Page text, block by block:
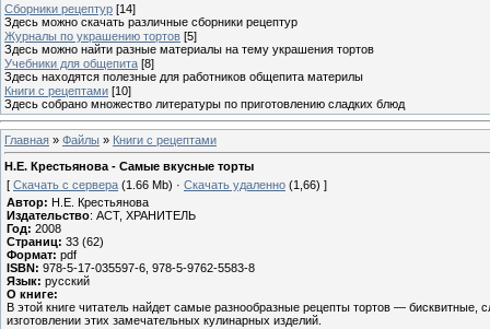
Сборники рецептур [14]
Здесь можно скачать различные сборники рецептур
Журналы по украшению тортов [5]
Здесь можно найти разные материалы на тему украшения тортов
Учебники для общепита [8]
Здесь находятся полезные для работников общепита материлы
Книги с рецептами [10]
Здесь собрано множество литературы по приготовлению сладких блюд
Главная » Файлы » Книги с рецептами
Н.Е. Крестьянова - Самые вкусные торты
[ Скачать с сервера (1.66 Mb) · Скачать удаленно (1,66) ]
Автор: Н.Е. Крестьянова
Издательство: АСТ, ХРАНИТЕЛЬ
Год: 2008
Страниц: 33 (62)
Формат: pdf
ISBN: 978-5-17-035597-6, 978-5-9762-5583-8
Язык: русский
О книге:
В этой книге читатель найдет самые разнообразные рецепты тортов —
изготовлении этих замечательных кулинарных изделий.